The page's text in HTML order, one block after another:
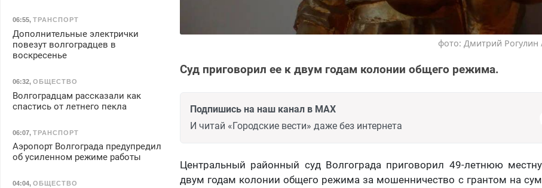
фото: Дмитрий Рогулин
Суд приговорил ее к двум годам колонии общего режима.
Подпишись на наш канал в MAX
И читай «Городские вести» даже без интернета
Центральный районный суд Волгограда приговорил 49-летнюю
двум годам колонии общего режима за мошенничество с грантом на
06:55, ТРАНСПОРТ
Дополнительные электрички
повезут волгоградцев в
воскресенье
06:32, ОБЩЕСТВО
Волгоградцам рассказали как
спастись от летнего пекла
06:07, ТРАНСПОРТ
Аэропорт Волгограда предупредил
об усиленном режиме работы
04:04, ОБЩЕСТВО